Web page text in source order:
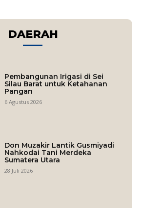
DAERAH
Pembangunan Irigasi di Sei
Silau Barat untuk Ketahanan
Pangan
6 Agustus 2026
Don Muzakir Lantik Gusmiyadi
Nahkodai Tani Merdeka
Sumatera Utara
28 Juli 2026